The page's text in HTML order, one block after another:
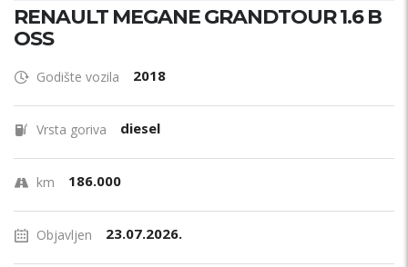
RENAULT MEGANE GRANDTOUR 1.6 B
OSS
Godište vozila 2018
Vrsta goriva diesel
km 186.000
Objavljen 23.07.2026.